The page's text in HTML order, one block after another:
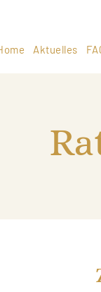
Aktuelles